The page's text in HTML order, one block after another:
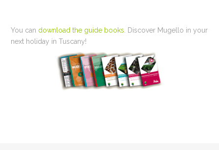
You can download the guide books . Discover Mugello in your
next holiday in Tuscany!